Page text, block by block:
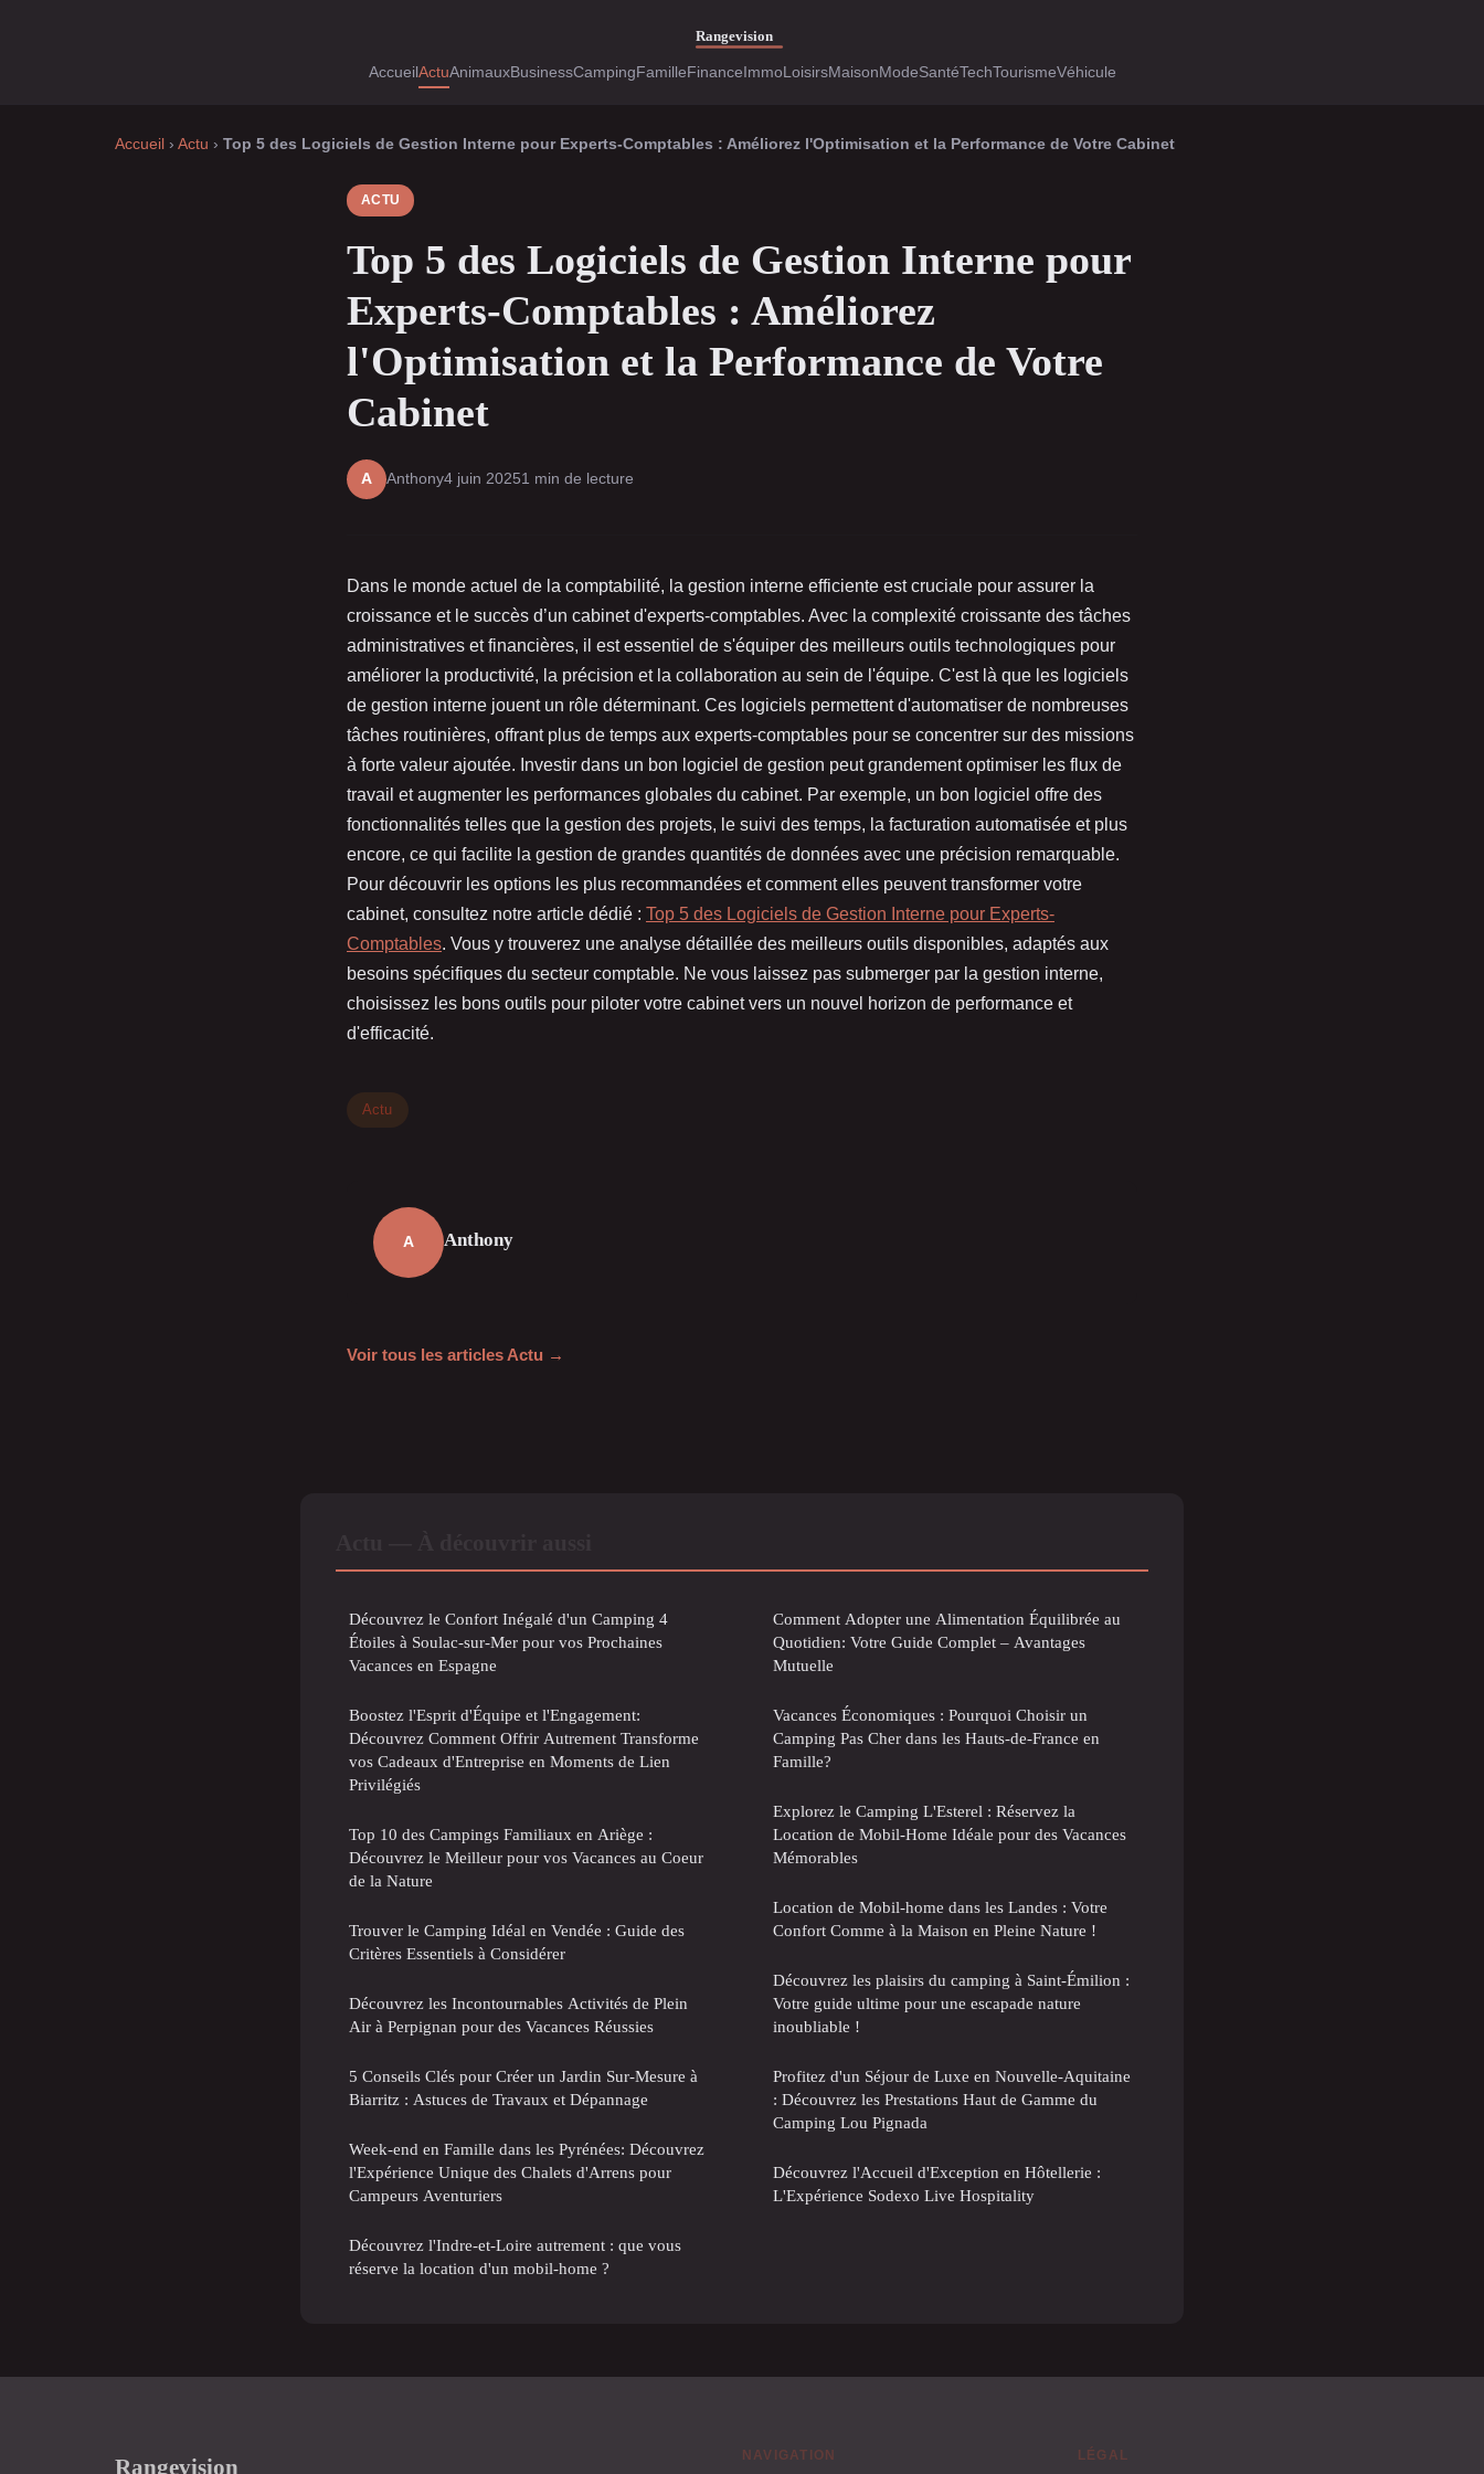
AccueilActuAnimauxBusinessCampingFamilleFinanceImmoLoisirsMaisonModeSantéTechTourismeVéhicule
Accueil › Actu › Top 5 des Logiciels de Gestion Interne pour Experts-Comptables : Améliorez l'Optimisation et la Performance de Votre Cabinet
ACTU
Top 5 des Logiciels de Gestion Interne pour
Experts-Comptables : Améliorez
l'Optimisation et la Performance de Votre
Cabinet
A Anthony4 juin 20251 min de lecture
Dans le monde actuel de la comptabilité, la gestion interne efficiente est cruciale pour assurer la
croissance et le succès d’un cabinet d'experts-comptables. Avec la complexité croissante des tâches
administratives et financières, il est essentiel de s'équiper des meilleurs outils technologiques pour
améliorer la productivité, la précision et la collaboration au sein de l'équipe. C'est là que les logiciels
de gestion interne jouent un rôle déterminant. Ces logiciels permettent d'automatiser de nombreuses
tâches routinières, offrant plus de temps aux experts-comptables pour se concentrer sur des missions
à forte valeur ajoutée. Investir dans un bon logiciel de gestion peut grandement optimiser les flux de
travail et augmenter les performances globales du cabinet. Par exemple, un bon logiciel offre des
fonctionnalités telles que la gestion des projets, le suivi des temps, la facturation automatisée et plus
encore, ce qui facilite la gestion de grandes quantités de données avec une précision remarquable.
Pour découvrir les options les plus recommandées et comment elles peuvent transformer votre
cabinet, consultez notre article dédié : Top 5 des Logiciels de Gestion Interne pour Experts-
Comptables. Vous y trouverez une analyse détaillée des meilleurs outils disponibles, adaptés aux
besoins spécifiques du secteur comptable. Ne vous laissez pas submerger par la gestion interne,
choisissez les bons outils pour piloter votre cabinet vers un nouvel horizon de performance et
d'efficacité.
Actu
A Anthony
Voir tous les articles Actu →
Découvrez le Confort Inégalé d'un Camping 4
Étoiles à Soulac-sur-Mer pour vos Prochaines
Vacances en Espagne
Boostez l'Esprit d'Équipe et l'Engagement:
Découvrez Comment Offrir Autrement Transforme
vos Cadeaux d'Entreprise en Moments de Lien
Privilégiés
Top 10 des Campings Familiaux en Ariège :
Découvrez le Meilleur pour vos Vacances au Coeur
de la Nature
Trouver le Camping Idéal en Vendée : Guide des
Critères Essentiels à Considérer
Découvrez les Incontournables Activités de Plein
Air à Perpignan pour des Vacances Réussies
5 Conseils Clés pour Créer un Jardin Sur-Mesure à
Biarritz : Astuces de Travaux et Dépannage
Week-end en Famille dans les Pyrénées: Découvrez
l'Expérience Unique des Chalets d'Arrens pour
Campeurs Aventuriers
Découvrez l'Indre-et-Loire autrement : que vous
réserve la location d'un mobil-home ?
Comment Adopter une Alimentation Équilibrée au
Quotidien: Votre Guide Complet – Avantages
Mutuelle
Vacances Économiques : Pourquoi Choisir un
Camping Pas Cher dans les Hauts-de-France en
Famille?
Explorez le Camping L'Esterel : Réservez la
Location de Mobil-Home Idéale pour des Vacances
Mémorables
Location de Mobil-home dans les Landes : Votre
Confort Comme à la Maison en Pleine Nature !
Découvrez les plaisirs du camping à Saint-Émilion :
Votre guide ultime pour une escapade nature
inoubliable !
Profitez d'un Séjour de Luxe en Nouvelle-Aquitaine
: Découvrez les Prestations Haut de Gamme du
Camping Lou Pignada
Découvrez l'Accueil d'Exception en Hôtellerie :
L'Expérience Sodexo Live Hospitality
Rangevision NAVIGATION LÉGAL